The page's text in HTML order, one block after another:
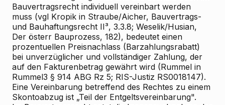
Bauvertragsrecht individuell vereinbart werden
muss (vgl Kropik in Straube/Aicher, Bauvertrags-
und Bauhaftungsrecht II³, 3.3.8; Weselik/Husian,
Der österr Bauprozess, 182), bedeutet einen
prozentuellen Preisnachlass (Barzahlungsrabatt)
bei unverzüglicher und vollständiger Zahlung, der
auf den Fakturenbetrag gewährt wird (Rummel in
Rummel3 § 914 ABG Rz 5; RIS-Justiz RS0018147).
Eine Vereinbarung betreffend des Rechtes zu einem
Skontoabzug ist „Teil der Entgeltsvereinbarung".